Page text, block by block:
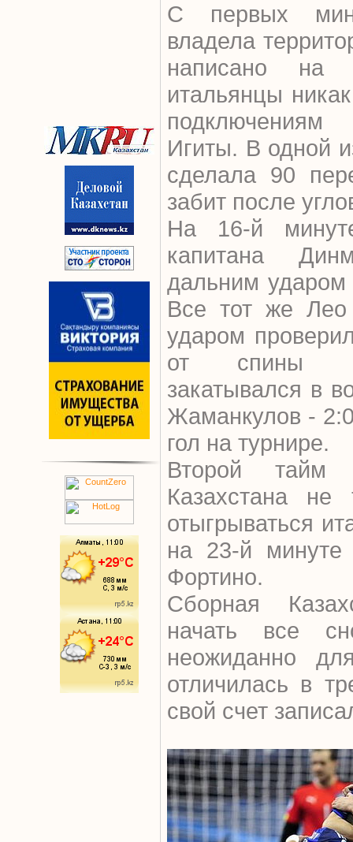
С первых
владела
написано на
итальянцы
подключениям
Игиты. В одной
сделала 90
забит после
На 16-й
капитана
дальним ударом
Все тот же
ударом
от спины
закатывался в
Жаманкулов -
гол на турнире.
Второй тайм
Казахстана
отыгрываться
на 23-й минуте
Фортино.
Cборная
начать все
неожиданно
отличилась в
свой счет